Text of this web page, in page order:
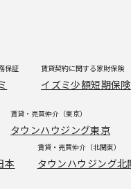
保証 賃貸契約に関する家財保険
イズミ少額短期保険
賃貸・売買仲介（東京）
タウンハウジング東京
本
賃貸・売買仲介（北関東）
タウンハウジング北